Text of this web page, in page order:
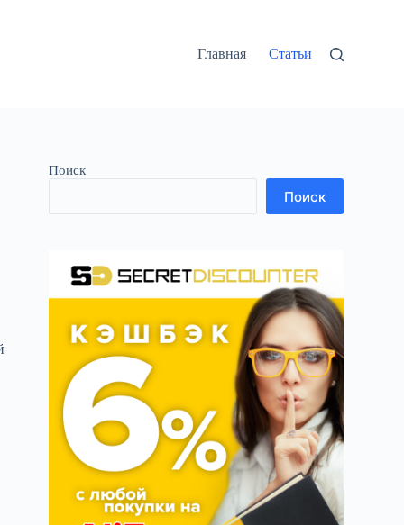
Главная Статьи
Поиск
Поиск